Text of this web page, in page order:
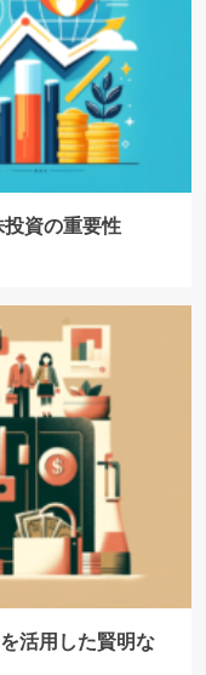
資の重要性
活用した賢明な